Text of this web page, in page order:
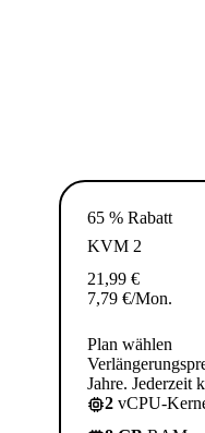
65 % Rabatt
KVM 2
21,99 €
7,79 €/Mon.
Plan wählen
Jahre. Jederzeit
2 vCPU-